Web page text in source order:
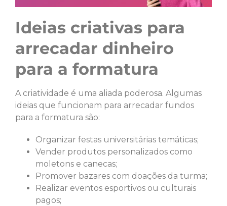
Ideias criativas para
arrecadar dinheiro
para a formatura
A criatividade é uma aliada poderosa. Algumas
ideias que funcionam para arrecadar fundos
para a formatura são:
Organizar festas universitárias temáticas;
Vender produtos personalizados como
moletons e canecas;
Promover bazares com doações da turma;
Realizar eventos esportivos ou culturais
pagos;